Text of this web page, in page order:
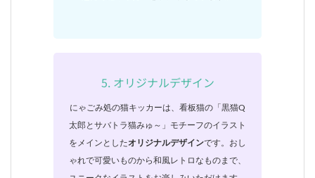
5. オリジナルデザイン
にゃごみ処の猫キッカーは、看板猫の「黒猫Q
太郎とサバトラ猫みゅ～」モチーフのイラスト
をメインとしたオリジナルデザインです。おし
ゃれで可愛いものから和風レトロなものまで、